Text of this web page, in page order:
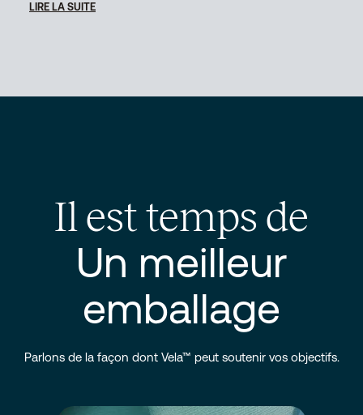
LIRE LA SUITE
Il est temps de
Un meilleur
emballage
Parlons de la façon dont Vela™ peut soutenir vos objectifs.